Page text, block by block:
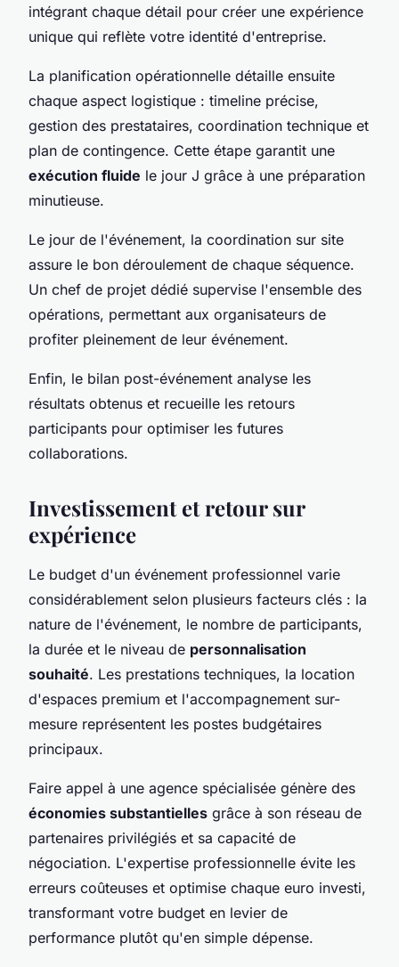
intégrant chaque détail pour créer une expérience
unique qui reflète votre identité d'entreprise.
La planification opérationnelle détaille ensuite
chaque aspect logistique : timeline précise,
gestion des prestataires, coordination technique et
plan de contingence. Cette étape garantit une
exécution fluide le jour J grâce à une préparation
minutieuse.
Le jour de l'événement, la coordination sur site
assure le bon déroulement de chaque séquence.
Un chef de projet dédié supervise l'ensemble des
opérations, permettant aux organisateurs de
profiter pleinement de leur événement.
Enfin, le bilan post-événement analyse les
résultats obtenus et recueille les retours
participants pour optimiser les futures
collaborations.
Investissement et retour sur
expérience
Le budget d'un événement professionnel varie
considérablement selon plusieurs facteurs clés : la
nature de l'événement, le nombre de participants,
la durée et le niveau de personnalisation
souhaité. Les prestations techniques, la location
d'espaces premium et l'accompagnement sur-
mesure représentent les postes budgétaires
principaux.
Faire appel à une agence spécialisée génère des
économies substantielles grâce à son réseau de
partenaires privilégiés et sa capacité de
négociation. L'expertise professionnelle évite les
erreurs coûteuses et optimise chaque euro investi,
transformant votre budget en levier de
performance plutôt qu'en simple dépense.